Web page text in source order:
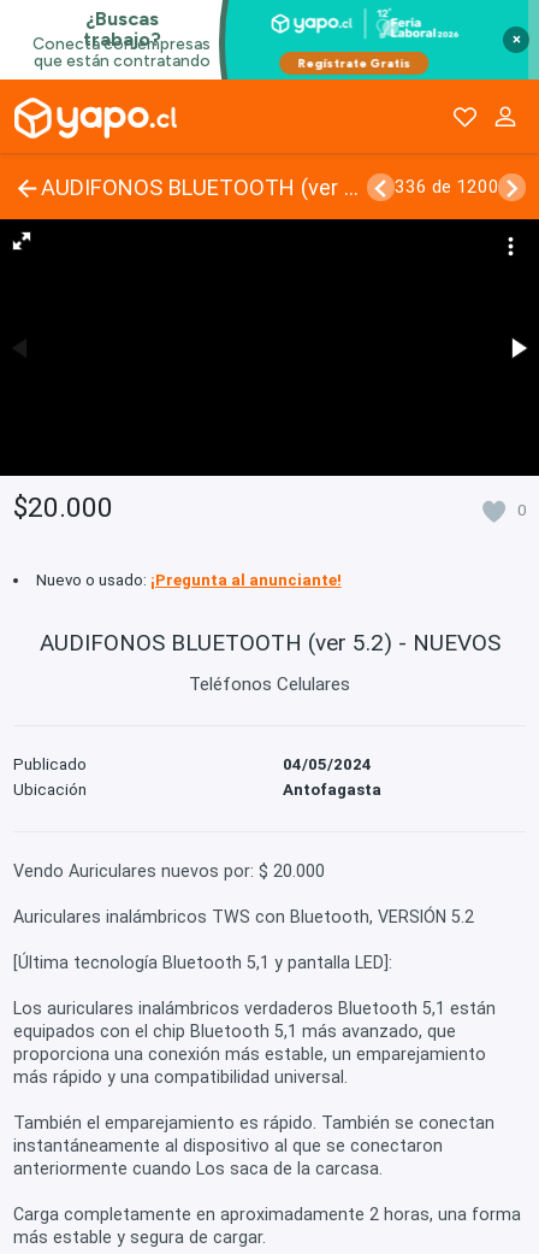
×
AUDIFONOS BLUETOOTH (ver 5.2) - NUEVOS 336 de 1200
$20.000 0
Nuevo o usado: ¡Pregunta al anunciante!
AUDIFONOS BLUETOOTH (ver 5.2) - NUEVOS
Teléfonos Celulares
Publicado
04/05/2024
Ubicación
Antofagasta
Vendo Auriculares nuevos por: $ 20.000
Auriculares inalámbricos TWS con Bluetooth, VERSIÓN 5.2
[Última tecnología Bluetooth 5,1 y pantalla LED]:
Los auriculares inalámbricos verdaderos Bluetooth 5,1 están
equipados con el chip Bluetooth 5,1 más avanzado, que
proporciona una conexión más estable, un emparejamiento
más rápido y una compatibilidad universal.
También el emparejamiento es rápido. También se conectan
instantáneamente al dispositivo al que se conectaron
anteriormente cuando Los saca de la carcasa.
Carga completamente en aproximadamente 2 horas, una forma
más estable y segura de cargar.